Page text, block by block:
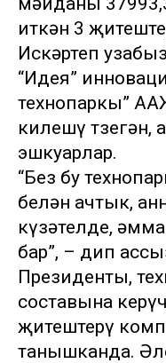
иткән 3
Искәртеп
“Идея”
технопаркы”
килешү
эшкуарлар.
“Без бу
белән ачтык,
күзәтелде,
бар”, – дип
Президенты,
составына
җитештерү
танышканда.